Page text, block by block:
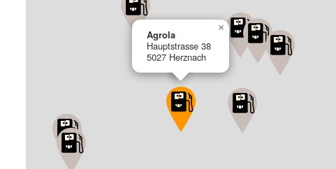
Agrola
Hauptstrasse 38
5027 Herznach
×